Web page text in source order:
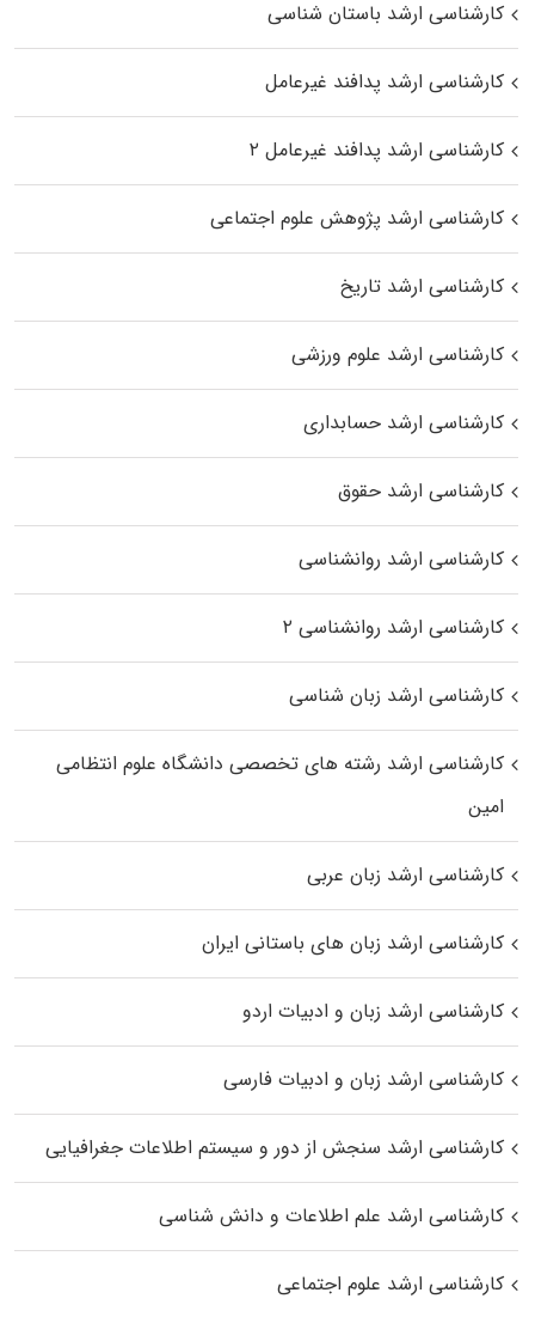
کارشناسی ارشد باستان شناسی
کارشناسی ارشد پدافند غیرعامل
کارشناسی ارشد پدافند غیرعامل ۲
کارشناسی ارشد پژوهش علوم اجتماعی
کارشناسی ارشد تاریخ
کارشناسی ارشد علوم ورزشی
کارشناسی ارشد حسابداری
کارشناسی ارشد حقوق
کارشناسی ارشد روانشناسی
کارشناسی ارشد روانشناسی ۲
کارشناسی ارشد زبان شناسی
کارشناسی ارشد رﺷﺘﻪ ﻫﺎی تخصصی داﻧﺸﮕﺎه ﻋﻠﻮم انتظامی
اﻣﻴﻦ
کارشناسی ارشد زبان عربی
کارشناسی ارشد زبان‌ های باستانی ایران
کارشناسی ارشد زبان و ادبیات اردو
کارشناسی ارشد زبان و ادبیات فارسی
کارشناسی ارشد سنجش از دور و سیستم اطلاعات جغرافیایی
کارشناسی ارشد علم اطلاعات و دانش شناسی
کارشناسی ارشد علوم اجتماعی